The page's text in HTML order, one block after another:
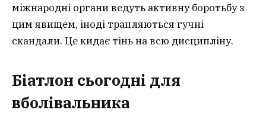
міжнародні органи ведуть активну боротьбу з
цим явищем, іноді трапляються гучні
скандали. Це кидає тінь на всю дисципліну.
Біатлон сьогодні для
вболівальника